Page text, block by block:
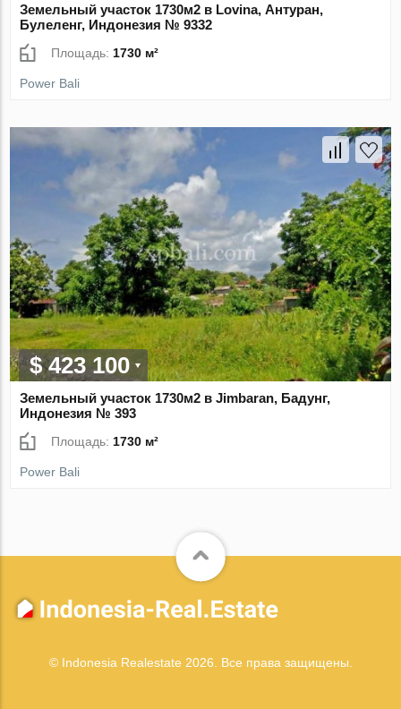
Земельный участок 1730м2 в Lovina, Антуран,
Булеленг, Индонезия № 9332
Площадь: 1730 м²
Power Bali
$ 423 100
Земельный участок 1730м2 в Jimbaran, Бадунг,
Индонезия № 393
Площадь: 1730 м²
Power Bali
© Indonesia Realestate 2026. Все права защищены.